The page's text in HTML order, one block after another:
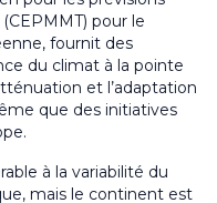
pour le
fournit des
du climat à la pointe
et l’adaptation
que des initiatives
à la variabilité du
mais le continent est